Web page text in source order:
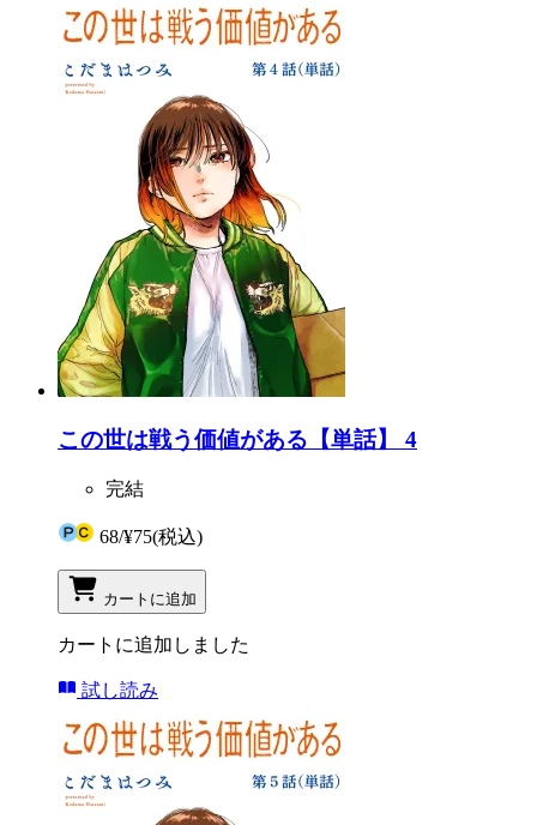
この世は戦う価値がある【単話】 4
完結
68/¥75(税込)
カートに追加
カートに追加しました
試し読み